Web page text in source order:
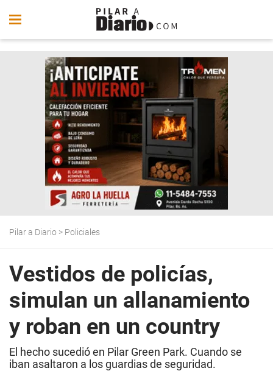
Pilar a Diario > Policiales
Vestidos de policías,
simulan un allanamiento
y roban en un country
El hecho sucedió en Pilar Green Park. Cuando se
iban asaltaron a los guardias de seguridad.